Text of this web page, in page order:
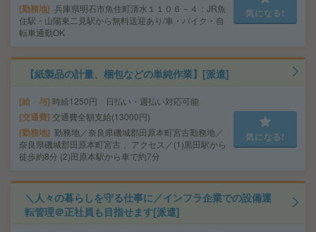
勤務地 兵庫県明石市魚住町清水１１０６－４：JR魚
住駅・山陽東二見駅から無料送迎あり/車・バイク・自
転車通勤OK
気になる!
【紙製品の計量、梱包などの単純作業】[派遣]
給 与 時給1250円 日払い・週払い対応可能
交通費 交通費全額支給(13000円)
勤務地 勤務地／奈良県磯城郡田原本町宮古勤務地／
奈良県磯城郡田原本町宮古 、アクセス／(1)黒田駅から
徒歩約8分 (2)田原本駅から車で約7分
気になる!
＼人々の暮らしを守る仕事に／インフラ企業での設備運
転管理＠正社員も目指せます[派遣]